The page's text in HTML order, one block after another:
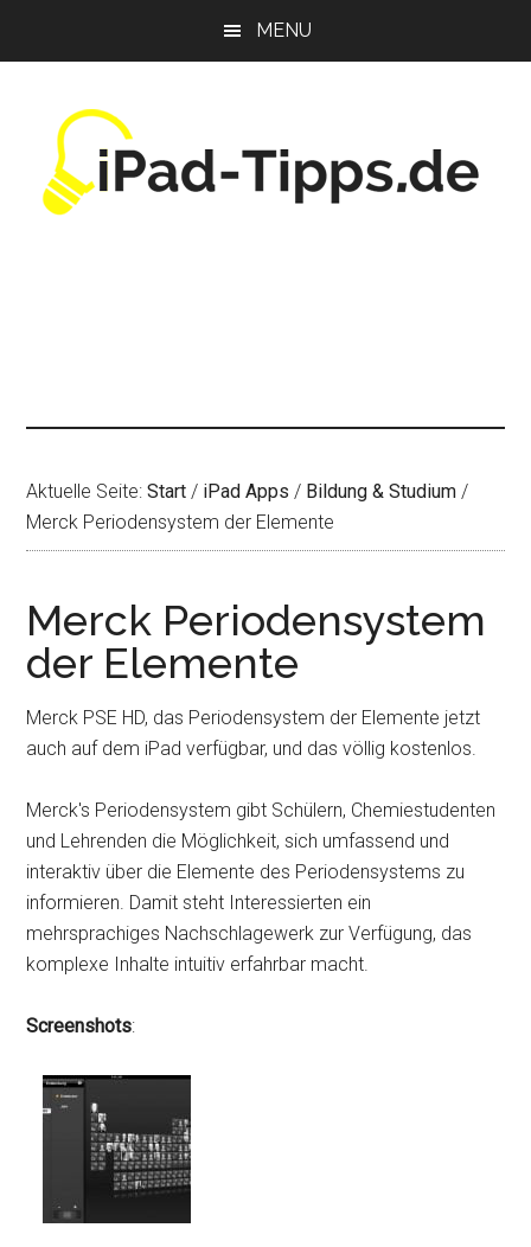
MENU
Aktuelle Seite:Start / iPad Apps / Bildung & Studium /
Merck Periodensystem der Elemente
Merck Periodensystem
der Elemente
Merck PSE HD, das Periodensystem der Elemente jetzt
auch auf dem iPad verfügbar, und das völlig kostenlos.
Merck's Periodensystem gibt Schülern, Chemiestudenten
und Lehrenden die Möglichkeit, sich umfassend und
interaktiv über die Elemente des Periodensystems zu
informieren. Damit steht Interessierten ein
mehrsprachiges Nachschlagewerk zur Verfügung, das
komplexe Inhalte intuitiv erfahrbar macht.
Screenshots: